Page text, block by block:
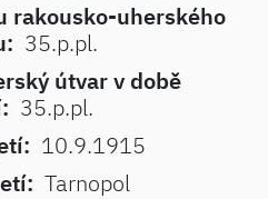
rakousko-uherského
35.p.pl.
útvar v době
35.p.pl.
10.9.1915
Tarnopol